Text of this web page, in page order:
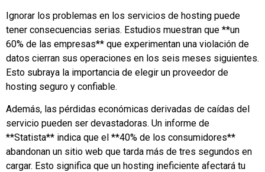
Ignorar los problemas en los servicios de hosting puede
tener consecuencias serias. Estudios muestran que **un
60% de las empresas** que experimentan una violación de
datos cierran sus operaciones en los seis meses siguientes.
Esto subraya la importancia de elegir un proveedor de
hosting seguro y confiable.
Además, las pérdidas económicas derivadas de caídas del
servicio pueden ser devastadoras. Un informe de
**Statista** indica que el **40% de los consumidores**
abandonan un sitio web que tarda más de tres segundos en
cargar. Esto significa que un hosting ineficiente afectará tu